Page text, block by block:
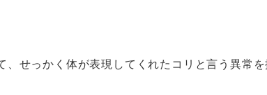
、せっかく体が表現してくれたコリと言う異常